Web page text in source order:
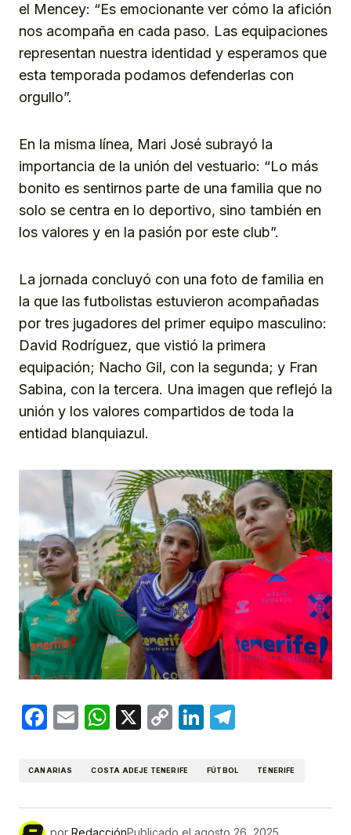
el Mencey: “Es emocionante ver cómo la afición
nos acompaña en cada paso. Las equipaciones
representan nuestra identidad y esperamos que
esta temporada podamos defenderlas con
orgullo”.
En la misma línea, Mari José subrayó la
importancia de la unión del vestuario: “Lo más
bonito es sentirnos parte de una familia que no
solo se centra en lo deportivo, sino también en
los valores y en la pasión por este club”.
La jornada concluyó con una foto de familia en
la que las futbolistas estuvieron acompañadas
por tres jugadores del primer equipo masculino:
David Rodríguez, que vistió la primera
equipación; Nacho Gil, con la segunda; y Fran
Sabina, con la tercera. Una imagen que reflejó la
unión y los valores compartidos de toda la
entidad blanquiazul.
Facebook
EmailWhatsApp
X
CopyLinkedIn
CANARIAS COSTA ADEJE TENERIFE FÚTBOL TENERIFE